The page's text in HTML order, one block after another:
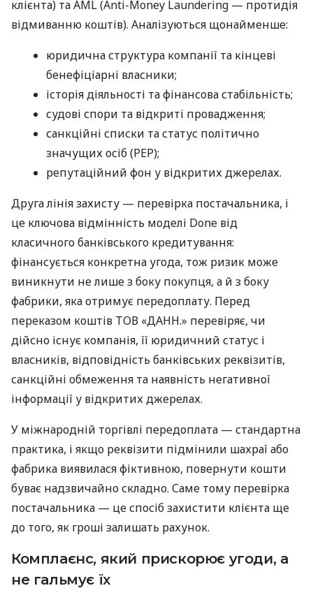
клієнта) та AML (Anti-Money Laundering — протидія
відмиванню коштів). Аналізуються щонайменше:
юридична структура компанії та кінцеві
бенефіціарні власники;
історія діяльності та фінансова стабільність;
судові спори та відкриті провадження;
санкційні списки та статус політично
значущих осіб (PEP);
репутаційний фон у відкритих джерелах.
Друга лінія захисту — перевірка постачальника, і
це ключова відмінність моделі Done від
класичного банківського кредитування:
фінансується конкретна угода, тож ризик може
виникнути не лише з боку покупця, а й з боку
фабрики, яка отримує передоплату. Перед
переказом коштів ТОВ «ДАНН.» перевіряє, чи
дійсно існує компанія, її юридичний статус і
власників, відповідність банківських реквізитів,
санкційні обмеження та наявність негативної
інформації у відкритих джерелах.
У міжнародній торгівлі передоплата — стандартна
практика, і якщо реквізити підмінили шахраї або
фабрика виявилася фіктивною, повернути кошти
буває надзвичайно складно. Саме тому перевірка
постачальника — це спосіб захистити клієнта ще
до того, як гроші залишать рахунок.
Комплаєнс, який прискорює угоди, а
не гальмує їх